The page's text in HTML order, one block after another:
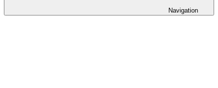
Navigation